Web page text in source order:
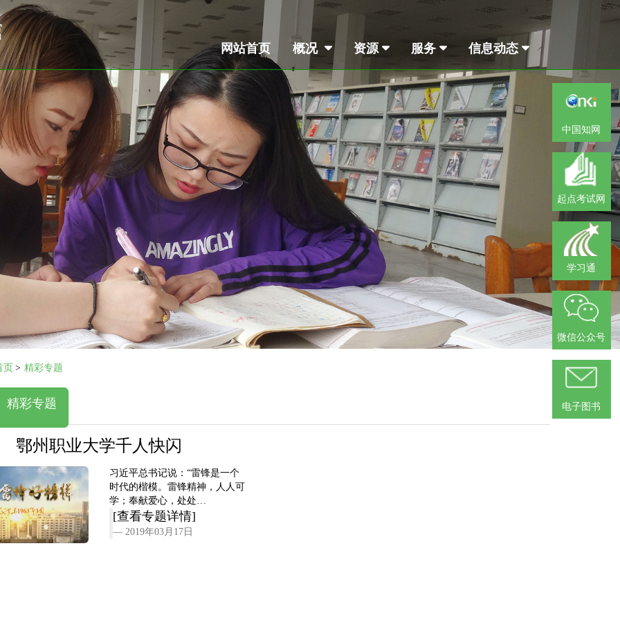
中国知网
起点考试网
学习通
微信公众号
电子图书
网站首页 概况 资源 服务 信息动态
页 > 精彩专题
精彩专题
鄂州职业大学千人快闪
习近平总书记说：“雷锋是一个
时代的楷模。雷锋精神，人人可
学；奉献爱心，处处…
[查看专题详情]
2019年03月17日